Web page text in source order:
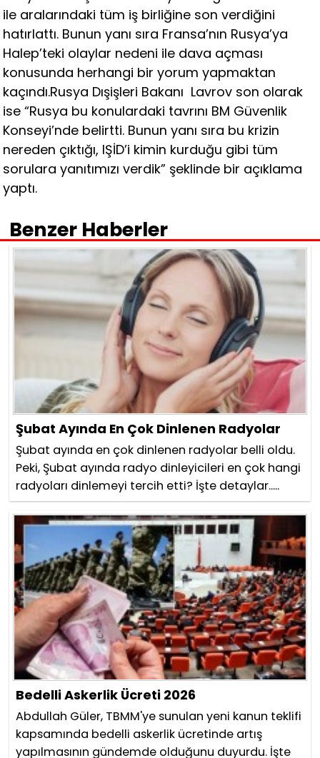
ile aralarındaki tüm iş birliğine son verdiğini
hatırlattı. Bunun yanı sıra Fransa’nın Rusya’ya
Halep’teki olaylar nedeni ile dava açması
konusunda herhangi bir yorum yapmaktan
kaçındı.Rusya Dışişleri Bakanı Lavrov son olarak
ise “Rusya bu konulardaki tavrını BM Güvenlik
Konseyi’nde belirtti. Bunun yanı sıra bu krizin
nereden çıktığı, IŞİD’i kimin kurduğu gibi tüm
sorulara yanıtımızı verdik” şeklinde bir açıklama
yaptı.
Benzer Haberler
Şubat Ayında En Çok Dinlenen Radyolar
Şubat ayında en çok dinlenen radyolar belli oldu.
Peki, Şubat ayında radyo dinleyicileri en çok hangi
radyoları dinlemeyi tercih etti? İşte detaylar.....
Bedelli Askerlik Ücreti 2026
Abdullah Güler, TBMM'ye sunulan yeni kanun teklifi
kapsamında bedelli askerlik ücretinde artış
yapılmasının gündemde olduğunu duyurdu. İşte